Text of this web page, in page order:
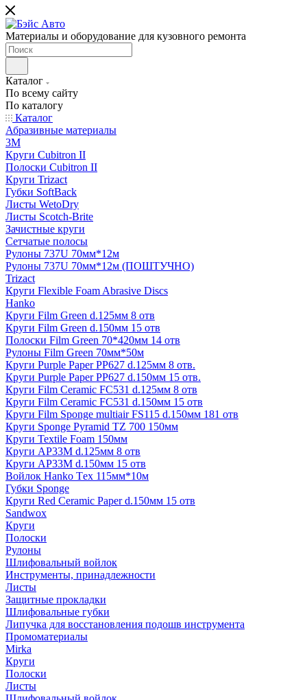
Материалы и оборудование для кузовного ремонта
Каталог
По всему сайту
По каталогу
Каталог
Абразивные материалы
3M
Круги Cubitron II
Полоски Cubitron II
Круги Trizact
Губки SoftBack
Листы WetoDry
Листы Scotch-Brite
Зачистные круги
Сетчатые полосы
Рулоны 737U 70мм*12м
Рулоны 737U 70мм*12м (ПОШТУЧНО)
Trizact
Круги Flexible Foam Abrasive Discs
Hanko
Круги Film Green d.125мм 8 отв
Круги Film Green d.150мм 15 отв
Полоски Film Green 70*420мм 14 отв
Рулоны Film Green 70мм*50м
Круги Purple Paper PP627 d.125мм 8 отв.
Круги Purple Paper PP627 d.150мм 15 отв.
Круги Film Ceramic FC531 d.125мм 8 отв
Круги Film Ceramic FC531 d.150мм 15 отв
Круги Film Sponge multiair FS115 d.150мм 181 отв
Круги Sponge Pyramid TZ 700 150мм
Круги Textile Foam 150мм
Круги AP33M d.125мм 8 отв
Круги AP33M d.150мм 15 отв
Войлок Hanko Tех 115мм*10м
Губки Sponge
Круги Red Ceramic Paper d.150мм 15 отв
Sandwox
Круги
Полоски
Рулоны
Шлифовальный войлок
Инструменты, принадлежности
Листы
Защитные прокладки
Шлифовальные губки
Липучка для восстановления подошв инструмента
Промоматериалы
Mirka
Круги
Полоски
Листы